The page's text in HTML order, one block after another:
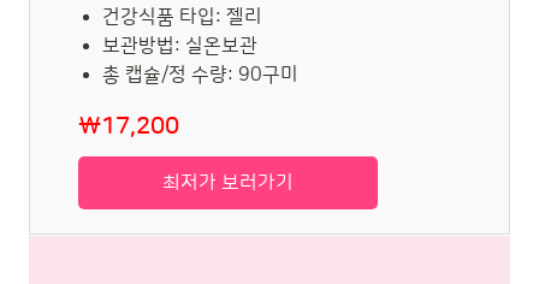
건강식품 타입: 젤리
보관방법: 실온보관
총 캡슐/정 수량: 90구미
₩17,200
최저가 보러가기